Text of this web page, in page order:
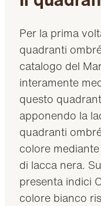
Per la prima
quadranti
catalogo del
interamente
questo
apponendo la
quadranti
colore
di lacca nera.
presenta indici
colore bianco